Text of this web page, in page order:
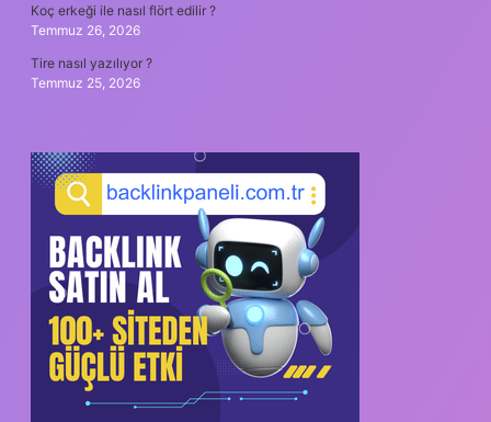
Koç erkeği ile nasıl flört edilir ?
Temmuz 26, 2026
Tire nasıl yazılıyor ?
Temmuz 25, 2026